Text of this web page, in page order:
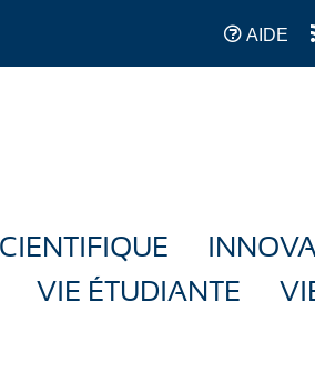
AIDE
VIE ÉTUDIANTE